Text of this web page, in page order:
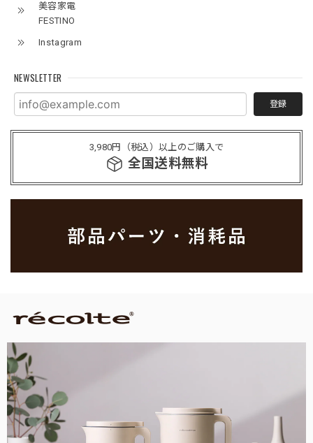
美容家電
FESTINO
Instagram
NEWSLETTER
登録
3,980円（税込）以上のご購入で
全国送料無料